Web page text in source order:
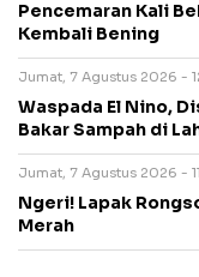
Pencemaran Kali
Kembali Bening
Jumat, 7 Agustus 2026 -
Waspada El Nino,
Bakar Sampah di
Jumat, 7 Agustus 2026 -
Ngeri! Lapak
Merah